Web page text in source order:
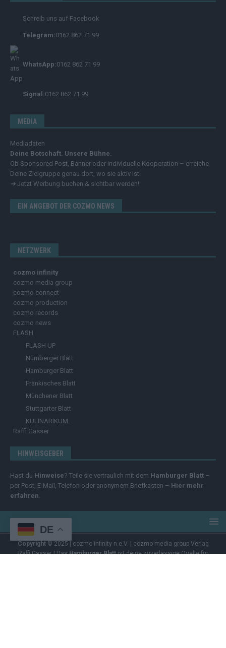
Schreib uns auf Facebook
Telegram:0162 862 71 99
WhatsApp:0162 862 71 99
Signal:0162 862 71 99
MEDIA
Mediadaten
Deine Botschaft. Unsere Bühne.
Ob Sponsored Post, Banner oder individuelle Kooperation – erreiche
Deine Zielgruppe genau dort, wo sie aktiv ist.
➔ Jetzt Werbung buchen & sichtbar werden!
EIN ANGEBOT DER COZMO NEWS
NETZWERK
cozmo infinity
cozmo media group
cozmo connect
cozmo production
cozmo records
cozmo news
FLASH
FLASH UP
Nürnberger Blatt
Hamburger Blatt
Fränkisches Blatt
Münchener Blatt
Stuttgarter Blatt
KULINARIKUM.
Raffi Gasser
HINWEISGEBER
Hast du Hinweise? Teile sie vertraulich mit dem Hamburger Blatt –
per Post, E-Mail, Telefon oder anonymem Briefkasten – Hier mehr
erfahren.
Copyright© 2025 | cozmo infinity n.e.V. | cozmo media group Verlag
Raffi Gasser | DasHamburger Blattist deine zuverlässige Quelle für
DE